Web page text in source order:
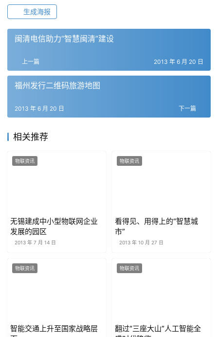
生成海报
闽清电信助力“智慧闽清”建设
上一篇 2013 年 6 月 20 日
福州发行二维码旅游地图
下一篇
2013 年 6 月 20 日
相关推荐
物联资讯
无锡建成中小型物联网企业
发展的园区
2013 年 7 月 14 日
物联资讯
看得见、用得上的“智慧城
市”
2013 年 10 月 27 日
物联资讯
智能交通上升至国家战略层
物联资讯
翻过“三座大山”人工智能全